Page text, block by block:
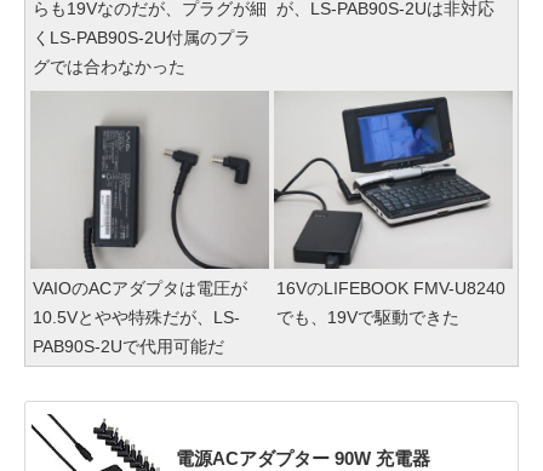
らも19Vなのだが、プラグが細
くLS-PAB90S-2U付属のプラ
グでは合わなかった
が、LS-PAB90S-2Uは非対応
VAIOのACアダプタは電圧が
10.5Vとやや特殊だが、LS-
PAB90S-2Uで代用可能だ
16VのLIFEBOOK FMV-U8240
でも、19Vで駆動できた
電源ACアダプター 90W 充電器